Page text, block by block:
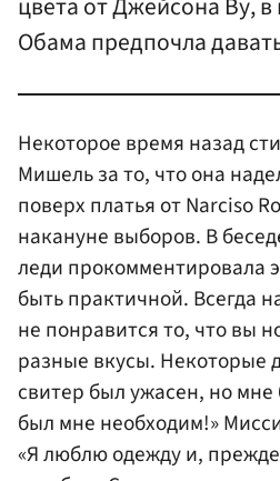
цвета от Джейсона Ву,
Обама предпочла
Некоторое время назад
Мишель за то, что она
поверх платья от Narciso
накануне выборов. В
леди прокомментировала
быть практичной. Всегда
не понравится то, что вы
разные вкусы. Некоторые
свитер был ужасен, но
был мне необходим!»
«Я люблю одежду и,